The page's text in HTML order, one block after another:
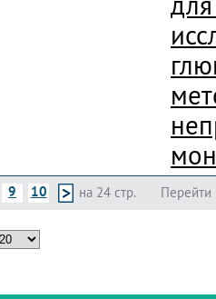
Перейти
9 10 на 24 стр.